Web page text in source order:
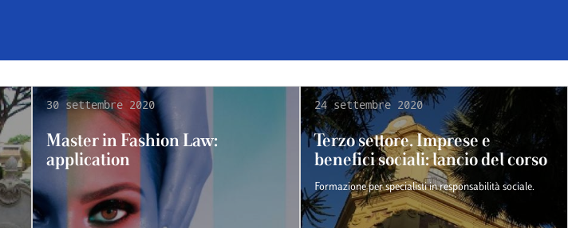
30 settembre 2020
Master in Fashion Law:
application
24 settembre 2020
Terzo settore. Imprese e
benefici sociali: lancio del corso
Formazione per specialisti in responsabilità sociale.